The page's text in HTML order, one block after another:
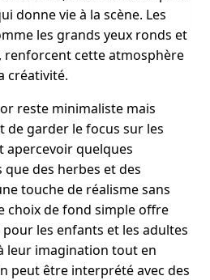
donne vie à la scène. Les
les grands yeux ronds et
renforcent cette atmosphère
créativité.
reste minimaliste mais
de garder le focus sur les
apercevoir quelques
des herbes et des
touche de réalisme sans
choix de fond simple offre
les enfants et les adultes
leur imagination tout en
peut être interprété avec des